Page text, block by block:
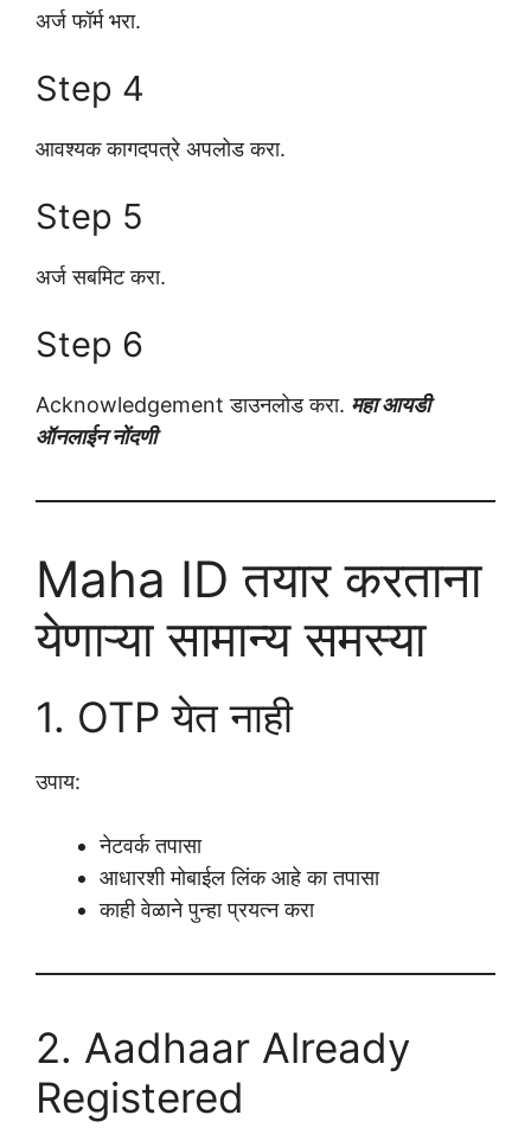
अर्ज फॉर्म भरा.
Step 4
आवश्यक कागदपत्रे अपलोड करा.
Step 5
अर्ज सबमिट करा.
Step 6
Acknowledgement डाउनलोड करा. महा आयडी
ऑनलाईन नोंदणी
Maha ID तयार करताना
येणाऱ्या सामान्य समस्या
1. OTP येत नाही
उपाय:
नेटवर्क तपासा
आधारशी मोबाईल लिंक आहे का तपासा
काही वेळाने पुन्हा प्रयत्न करा
2. Aadhaar Already
Registered